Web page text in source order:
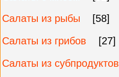
Салаты из рыбы
[58]
Салаты из грибов
[27]
Салаты из субпродуктов